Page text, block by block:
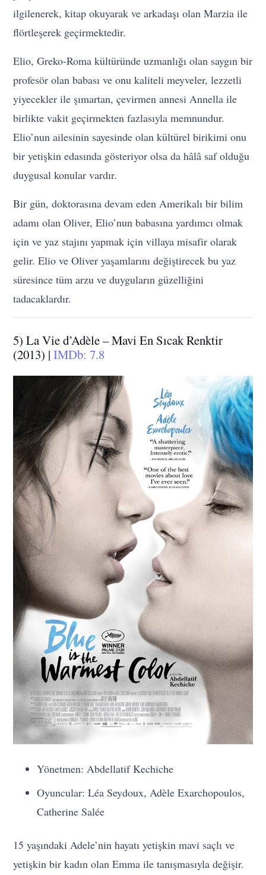
ilgilenerek, kitap okuyarak ve arkadaşı olan Marzia ile
flörtleşerek geçirmektedir.
Elio, Greko-Roma kültüründe uzmanlığı olan saygın bir
profesör olan babası ve onu kaliteli meyveler, lezzetli
yiyecekler ile şımartan, çevirmen annesi Annella ile
birlikte vakit geçirmekten fazlasıyla memnundur.
Elio’nun ailesinin sayesinde olan kültürel birikimi onu
bir yetişkin edasında gösteriyor olsa da hâlâ saf olduğu
duygusal konular vardır.
Bir gün, doktorasına devam eden Amerikalı bir bilim
adamı olan Oliver, Elio’nun babasına yardımcı olmak
için ve yaz stajını yapmak için villaya misafir olarak
gelir. Elio ve Oliver yaşamlarını değiştirecek bu yaz
süresince tüm arzu ve duyguların güzelliğini
tadacaklardır.
5) La Vie d’Adèle – Mavi En Sıcak Renktir
(2013) |IMDb: 7.8
Yönetmen: Abdellatif Kechiche
Oyuncular: Léa Seydoux, Adèle Exarchopoulos,
Catherine Salée
15 yaşındaki Adele’nin hayatı yetişkin mavi saçlı ve
yetişkin bir kadın olan Emma ile tanışmasıyla değişir.